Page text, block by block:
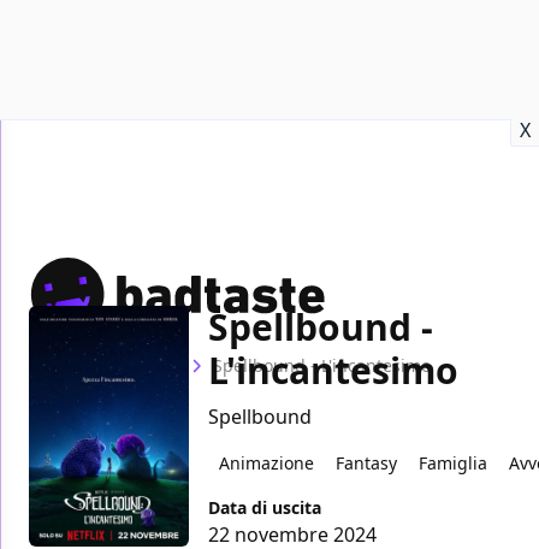
X
Home Film Spellbound - L'incantesimo
Spellbound -
L'incantesimo
Spellbound
Animazione Fantasy Famiglia
Data di uscita
22 novembre 2024